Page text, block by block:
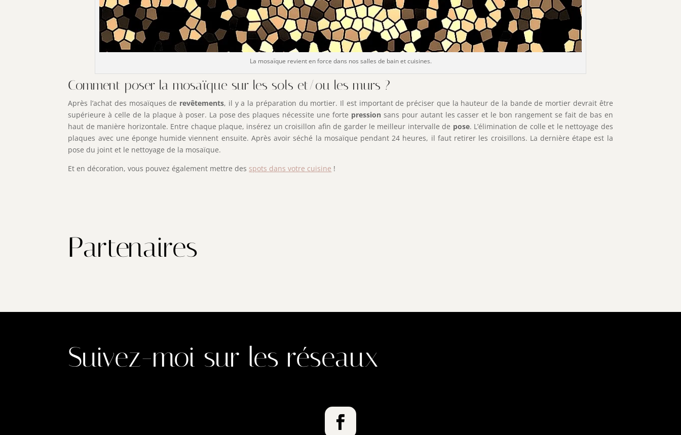
La mosaïque revient en force dans nos salles de bain et cuisines.
Comment poser la mosaïque sur les sols et/ou les murs ?
Après l’achat des mosaïques de revêtements, il y a la préparation du mortier. Il est important de préciser que la hauteur de la bande de mortier devrait être
supérieure à celle de la plaque à poser. La pose des plaques nécessite une forte pression sans pour autant les casser et le bon rangement se fait de bas en
haut de manière horizontale. Entre chaque plaque, insérez un croisillon afin de garder le meilleur intervalle de pose. L’élimination de colle et le nettoyage des
plaques avec une éponge humide viennent ensuite. Après avoir séché la mosaïque pendant 24 heures, il faut retirer les croisillons. La dernière étape est la
pose du joint et le nettoyage de la mosaïque.
Et en décoration, vous pouvez également mettre des spots dans votre cuisine !
Partenaires
Suivez-moi sur les réseaux